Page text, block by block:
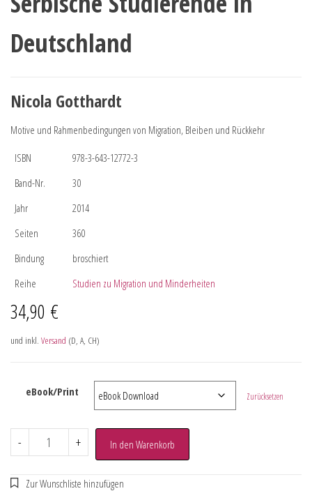
Deutschland
Nicola Gotthardt
Motive und Rahmenbedingungen von Migration, Bleiben und Rückkehr
ISBN
978-3-643-12772-3
Band-Nr.
30
Jahr
2014
Seiten
360
Bindung
broschiert
Reihe
Studien zu Migration und Minderheiten
34,90 €
und inkl. Versand (D, A, CH)
eBook/Print Zurücksetzen
- + In den Warenkorb